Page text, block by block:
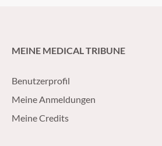
MEINE MEDICAL TRIBUNE
Benutzerprofil
Meine Anmeldungen
Meine Credits